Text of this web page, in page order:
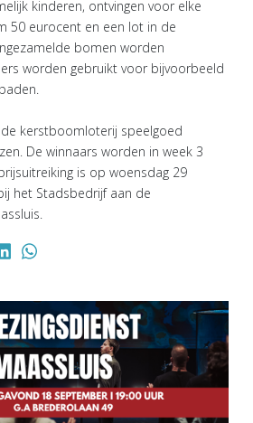
kinderen, ontvingen voor elke
50 eurocent en een lot in de
bomen worden
worden gebruikt voor bijvoorbeeld
kerstboomloterij speelgoed
De winnaars worden in week 3
is op woensdag 29
het Stadsbedrijf aan de